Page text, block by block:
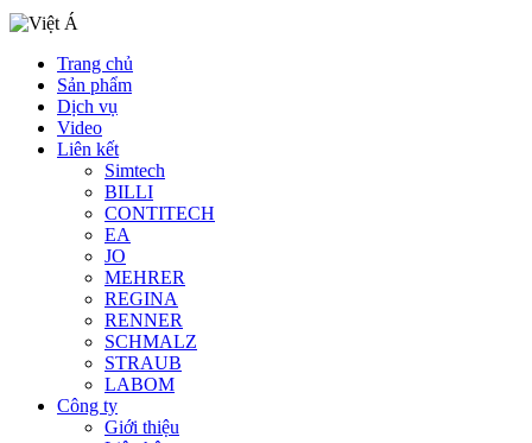
Trang chủ
Sản phẩm
Dịch vụ
Video
Liên kết
Simtech
BILLI
CONTITECH
EA
JO
MEHRER
REGINA
RENNER
SCHMALZ
STRAUB
LABOM
Công ty
Giới thiệu